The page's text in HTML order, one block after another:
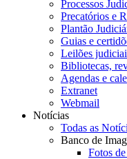
Processos
Precatórios e
Plantão
Guias e
Leilões
Bibliotecas,
Agendas e
Extranet
Webmail
Notícias
Todas as
Banco de
Fotos